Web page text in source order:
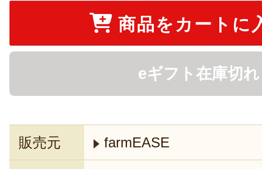
商品をカートに
eギフト在庫切れ
販売元 farmEASE